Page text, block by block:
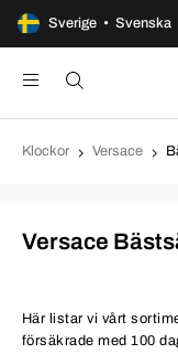
Sverige • Svenska
100 dagars öppet köp
Klockor Versace
Versace
Här listar vi vårt
försäkrade med 100